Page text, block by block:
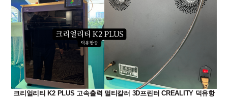
크리얼리티 K2 PLUS 고속출력 멀티칼러 3D프린터 CREALITY 덕유항